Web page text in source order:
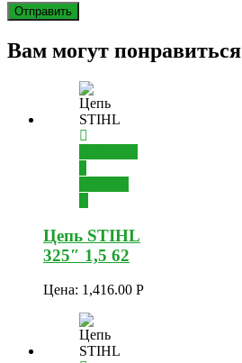
Вам могут понравиться
Цепь STIHL
325″ 1,5 62
Цена: 1,416.00 Р